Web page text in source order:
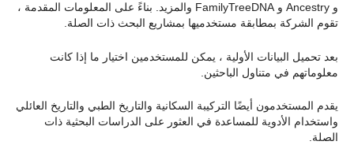
و Ancestry و FamilyTreeDNA والمزيد. بناءً على المعلومات المقدمة ،
تقوم الشركة بمطابقة مستخدميها بمشاريع البحث ذات الصلة.
بعد تحميل البيانات الأولية ، يمكن للمستخدمين اختيار ما إذا كانت
معلوماتهم في متناول الباحثين.
يقدم المستخدمون أيضًا التركيبة السكانية والتاريخ الطبي والتاريخ العائلي
واستخدام الأدوية للمساعدة في العثور على الدراسات البحثية ذات
الصلة.